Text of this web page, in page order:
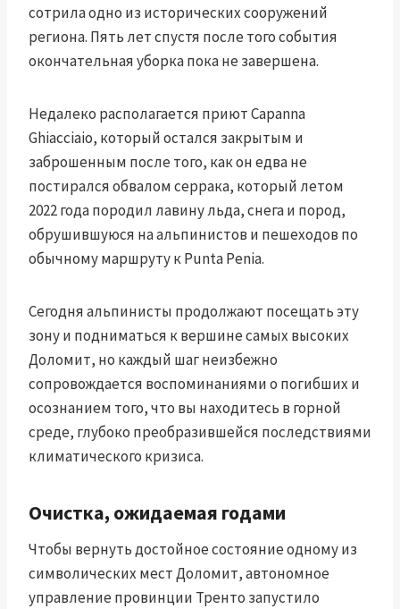
сотрила одно из исторических сооружений
региона. Пять лет спустя после того события
окончательная уборка пока не завершена.
Недалеко располагается приют Capanna
Ghiacciaio, который остался закрытым и
заброшенным после того, как он едва не
постирался обвалом серрака, который летом
2022 года породил лавину льда, снега и пород,
обрушившуюся на альпинистов и пешеходов по
обычному маршруту к Punta Penia.
Сегодня альпинисты продолжают посещать эту
зону и подниматься к вершине самых высоких
Доломит, но каждый шаг неизбежно
сопровождается воспоминаниями о погибших и
осознанием того, что вы находитесь в горной
среде, глубоко преобразившейся последствиями
климатического кризиса.
Очистка, ожидаемая годами
Чтобы вернуть достойное состояние одному из
символических мест Доломит, автономное
управление провинции Тренто запустило